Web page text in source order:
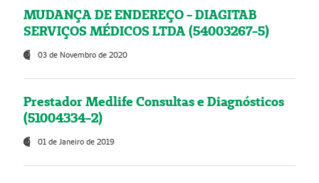
MUDANÇA DE ENDEREÇO - DIAGITAB
SERVIÇOS MÉDICOS LTDA (54003267-5)
03 de Novembro de 2020
Prestador Medlife Consultas e Diagnósticos
(51004334-2)
01 de Janeiro de 2019